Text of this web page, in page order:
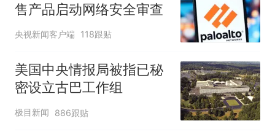
售产品启动网络安全审查
央视新闻客户端 118跟贴
美国中央情报局被指已秘
密设立古巴工作组
极目新闻 886跟贴